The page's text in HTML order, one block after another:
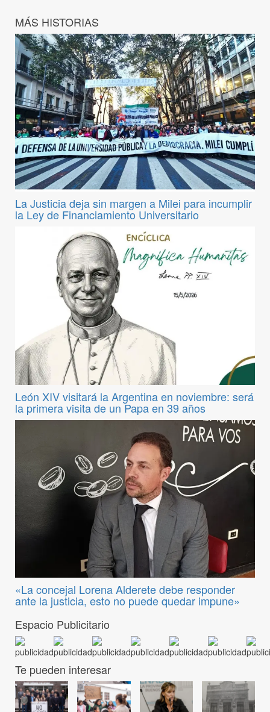
MÁS HISTORIAS
La Justicia deja sin margen a Milei para incumplir
la Ley de Financiamiento Universitario
León XIV visitará la Argentina en noviembre: será
la primera visita de un Papa en 39 años
«La concejal Lorena Alderete debe responder
ante la justicia, esto no puede quedar impune»
Espacio Publicitario
Te pueden interesar